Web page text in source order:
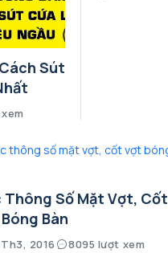
Sút
Thông Số Mặt Vợt, Cốt
Bàn
2016 8095 lượt xem